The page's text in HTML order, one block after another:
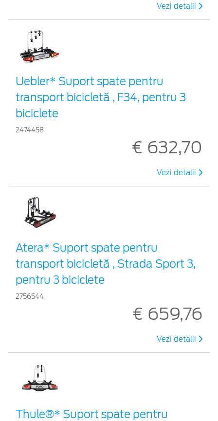
Vezi detalii
Uebler* Suport spate pentru
transport bicicletă , F34, pentru 3
biciclete
2474458
€ 632,70
Vezi detalii
Atera* Suport spate pentru
transport bicicletă , Strada Sport 3,
pentru 3 biciclete
2756544
€ 659,76
Vezi detalii
Thule®* Suport spate pentru